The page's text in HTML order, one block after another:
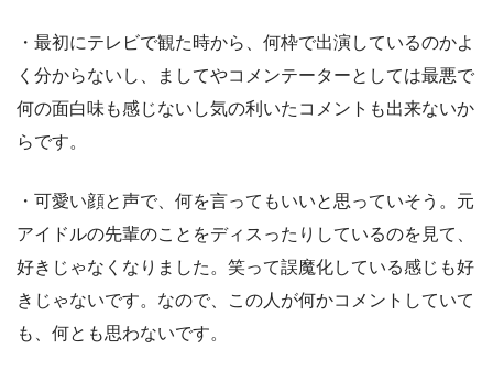
・最初にテレビで観た時から、何枠で出演しているのかよ
く分からないし、ましてやコメンテーターとしては最悪で
何の面白味も感じないし気の利いたコメントも出来ないか
らです。
・可愛い顔と声で、何を言ってもいいと思っていそう。元
アイドルの先輩のことをディスったりしているのを見て、
好きじゃなくなりました。笑って誤魔化している感じも好
きじゃないです。なので、この人が何かコメントしていて
も、何とも思わないです。